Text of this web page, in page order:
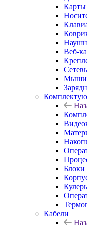
Карты
Веб-
Мыши
Блоки
Кабели